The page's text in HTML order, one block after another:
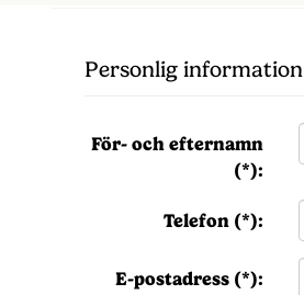
Personlig information
För- och efternamn
(*):
Telefon (*):
E-postadress (*):